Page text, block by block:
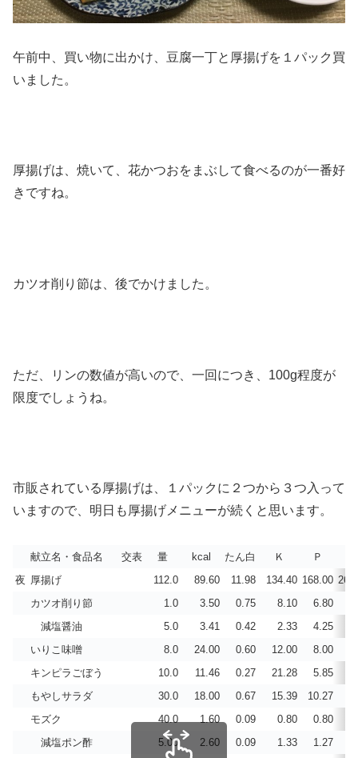
午前中、買い物に出かけ、豆腐一丁と厚揚げを１パック買
いました。
厚揚げは、焼いて、花かつおをまぶして食べるのが一番好
きですね。
カツオ削り節は、後でかけました。
ただ、リンの数値が高いので、一回につき、100g程度が
限度でしょうね。
市販されている厚揚げは、１パックに２つから３つ入って
いますので、明日も厚揚げメニューが続くと思います。
献立名・食品名 交表 量 kcal たん白 Ｋ Ｐ
夜 厚揚げ 112.0 89.60 11.98 134.40 168.00
カツオ削り節
1.0 3.50 0.75 8.10 6.80
減塩醤油
5.0 3.41 0.42 2.33 4.25
いりこ味噌
8.0 24.00 0.60 12.00
8.00
キンピラごぼう
10.0 11.46 0.27 21.28 5.85
もやしサラダ
30.0 18.00 0.67 15.39 10.27
モズク
40.0 1.60 0.09 0.80 0.80
減塩ポン酢
5.00 2.60 0.09 1.33 1.27